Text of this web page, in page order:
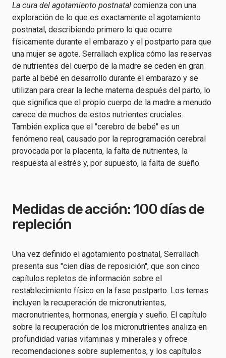
La cura del agotamiento postnatal comienza con una
exploración de lo que es exactamente el agotamiento
postnatal, describiendo primero lo que ocurre
físicamente durante el embarazo y el postparto para que
una mujer se agote. Serrallach explica cómo las reservas
de nutrientes del cuerpo de la madre se ceden en gran
parte al bebé en desarrollo durante el embarazo y se
utilizan para crear la leche materna después del parto, lo
que significa que el propio cuerpo de la madre a menudo
carece de muchos de estos nutrientes cruciales.
También explica que el "cerebro de bebé" es un
fenómeno real, causado por la reprogramación cerebral
provocada por la placenta, la falta de nutrientes, la
respuesta al estrés y, por supuesto, la falta de sueño.
Medidas de acción: 100 días de
repleción
Una vez definido el agotamiento postnatal, Serrallach
presenta sus "cien días de reposición", que son cinco
capítulos repletos de información sobre el
restablecimiento físico en la fase postparto. Los temas
incluyen la recuperación de micronutrientes,
macronutrientes, hormonas, energía y sueño. El capítulo
sobre la recuperación de los micronutrientes analiza en
profundidad varias vitaminas y minerales y ofrece
recomendaciones sobre suplementos, y los capítulos